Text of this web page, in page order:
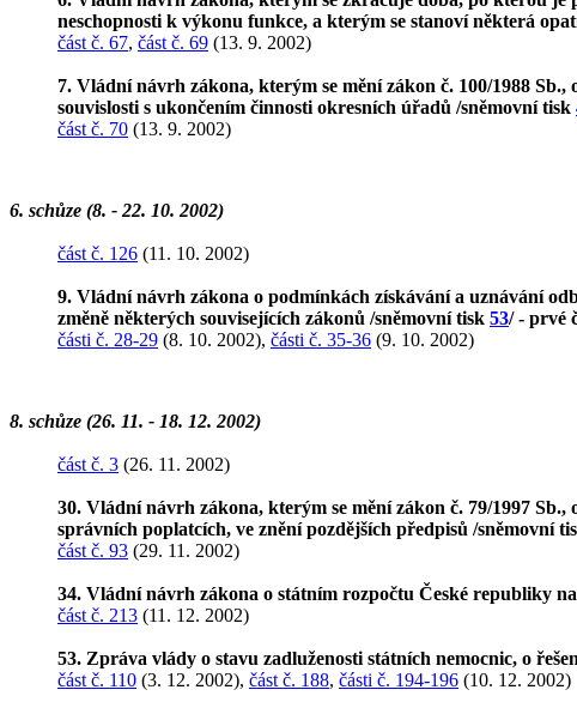
neschopnosti k výkonu funkce, a kterým se stanoví některá
část č. 67, část č. 69 (13. 9. 2002)
7. Vládní návrh zákona, kterým se mění zákon č. 100/1988 Sb.,
souvislosti s ukončením činnosti okresních úřadů /sněmovní tisk
část č. 70 (13. 9. 2002)
6. schůze (8. - 22. 10. 2002)
část č. 126 (11. 10. 2002)
9. Vládní návrh zákona o podmínkách získávání a uznávání
změně některých souvisejících zákonů /sněmovní tisk 53/ - prvé
části č. 28-29 (8. 10. 2002), části č. 35-36 (9. 10. 2002)
8. schůze (26. 11. - 18. 12. 2002)
část č. 3 (26. 11. 2002)
30. Vládní návrh zákona, kterým se mění zákon č. 79/1997
správních poplatcích, ve znění pozdějších předpisů /sněmovní
část č. 93 (29. 11. 2002)
34. Vládní návrh zákona o státním rozpočtu České republiky
část č. 213 (11. 12. 2002)
53. Zpráva vlády o stavu zadluženosti státních nemocnic, o
část č. 110 (3. 12. 2002), část č. 188, části č. 194-196 (10. 12. 2002)